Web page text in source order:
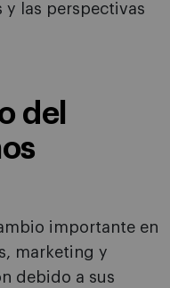
las perspectivas
del
importante en
marketing y
debido a sus